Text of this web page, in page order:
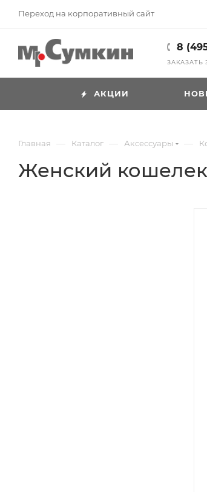
Переход на корпоративный сайт
8
ЗАКАЗАТЬ
АКЦИИ
Главная — Каталог — Аксессуары —
Женский кошелек